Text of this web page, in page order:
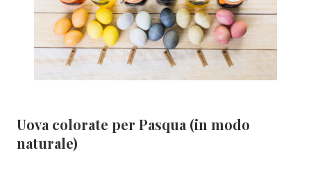
Uova colorate per Pasqua (in modo
naturale)